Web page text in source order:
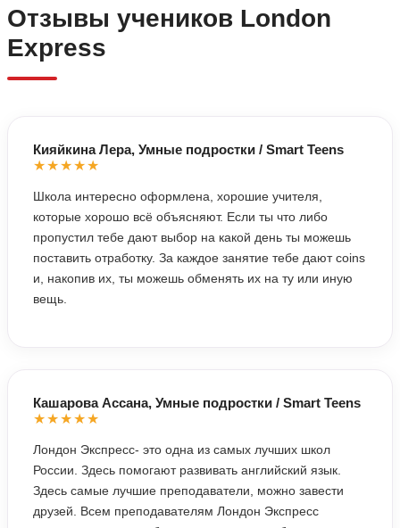
Отзывы учеников London
Express
Кияйкина Лера, Умные подростки / Smart Teens
★★★★★
Школа интересно оформлена, хорошие учителя,
которые хорошо всё объясняют. Если ты что либо
пропустил тебе дают выбор на какой день ты можешь
поставить отработку. За каждое занятие тебе дают coins
и, накопив их, ты можешь обменять их на ту или иную
вещь.
Кашарова Ассана, Умные подростки / Smart Teens
★★★★★
Лондон Экспресс- это одна из самых лучших школ
России. Здесь помогают развивать английский язык.
Здесь самые лучшие преподаватели, можно завести
друзей. Всем преподавателям Лондон Экспресс